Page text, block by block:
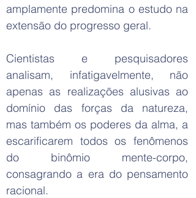
amplamente predomina o estudo na
extensão do progresso geral.
Cientistas e pesquisadores
analisam, infatigavelmente, não
apenas as realizações alusivas ao
domínio das forças da natureza,
mas também os poderes da alma, a
escarificarem todos os fenômenos
do binômio mente-corpo,
consagrando a era do pensamento
racional.